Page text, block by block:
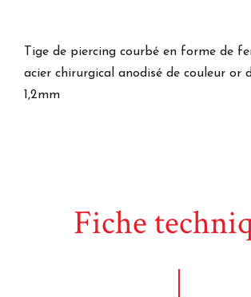
Tige de piercing courbé en forme de
acier chirurgical anodisé de couleur or
1,2mm
Fiche